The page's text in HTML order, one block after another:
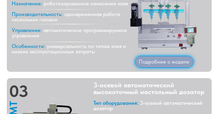
Система управления:высокоточная 3-осевая
кинематика
Контроль параметров:объём, скорость и
программирование и режим обучения
автоматический дозатор
Назначение:
электроники
Тип процесса:
AB
Применение:
сборка PCB и электронных
компонентов
SMT
04